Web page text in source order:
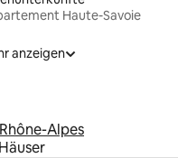
Haute-Savoie
anzeigen
Alpes
Häuser